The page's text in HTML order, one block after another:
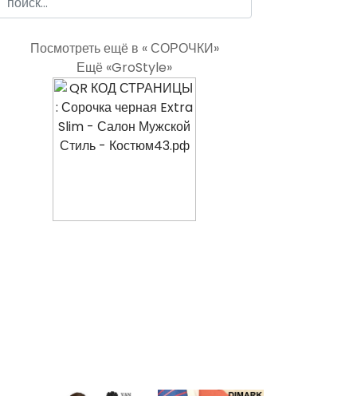
Посмотреть ещё в « СОРОЧКИ»
Ещё «GroStyle»